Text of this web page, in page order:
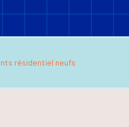
résidentiel neufs